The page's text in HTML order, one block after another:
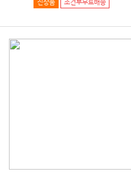
진상품 조건부무료배송